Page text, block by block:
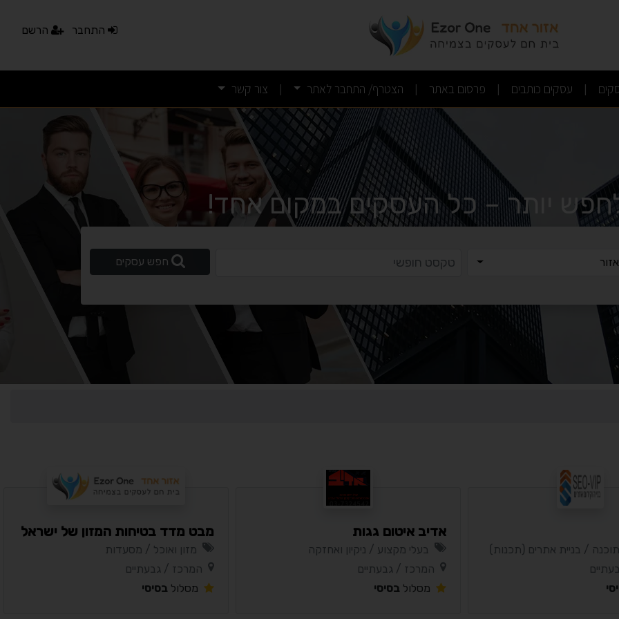
התחבר הרשם
| עסקים כותבים | פרסום באתר | הצטרף/ התחבר לאתר | צור קשר
יותר – כל העסקים במקום אחד!
חפש עסקים
/ בניית אתרים (תכנות)
אדיב איטום גגות
בעלי מקצוע / ניקיון ואחזקה
המרכז / גבעתיים
מסלול בסיסי
מבט מדד בטיחות המזון של ישראל
מזון ואוכל / מסעדות
המרכז / גבעתיים
מסלול בסיסי
A
A
A
A
◑
ניגודיות גבוהה
◌